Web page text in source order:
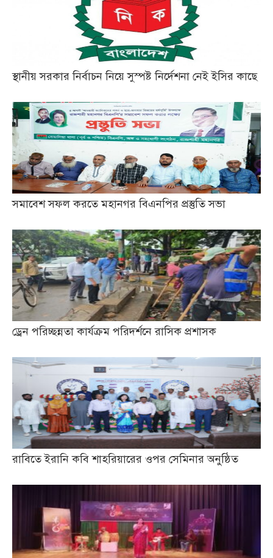
স্থানীয় সরকার নির্বাচন নিয়ে সুস্পষ্ট নির্দেশনা নেই ইসির কাছে
সমাবেশ সফল করতে মহানগর বিএনপির প্রস্তুতি সভা
ড্রেন পরিচ্ছন্নতা কার্যক্রম পরিদর্শনে রাসিক প্রশাসক
রাবিতে ইরানি কবি শাহরিয়ারের ওপর সেমিনার অনুষ্ঠিত